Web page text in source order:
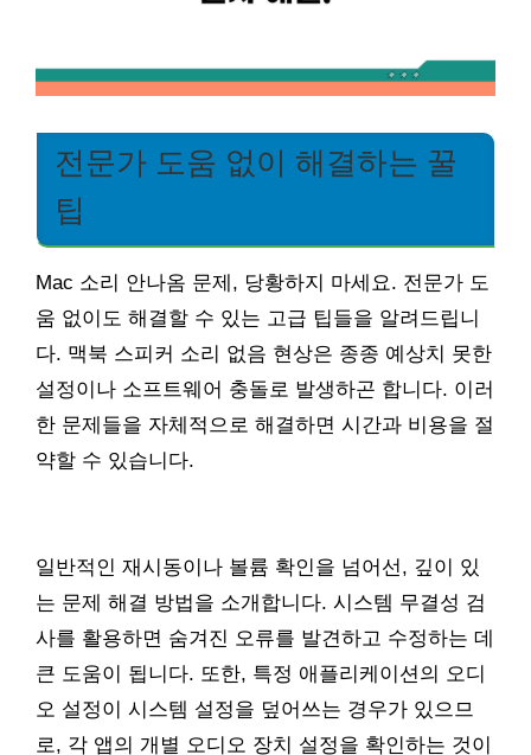
전문가 도움 없이 해결하는 꿀
팁
Mac 소리 안나옴 문제, 당황하지 마세요. 전문가 도
움 없이도 해결할 수 있는 고급 팁들을 알려드립니
다. 맥북 스피커 소리 없음 현상은 종종 예상치 못한
설정이나 소프트웨어 충돌로 발생하곤 합니다. 이러
한 문제들을 자체적으로 해결하면 시간과 비용을 절
약할 수 있습니다.
일반적인 재시동이나 볼륨 확인을 넘어선, 깊이 있
는 문제 해결 방법을 소개합니다. 시스템 무결성 검
사를 활용하면 숨겨진 오류를 발견하고 수정하는 데
큰 도움이 됩니다. 또한, 특정 애플리케이션의 오디
오 설정이 시스템 설정을 덮어쓰는 경우가 있으므
로, 각 앱의 개별 오디오 장치 설정을 확인하는 것이